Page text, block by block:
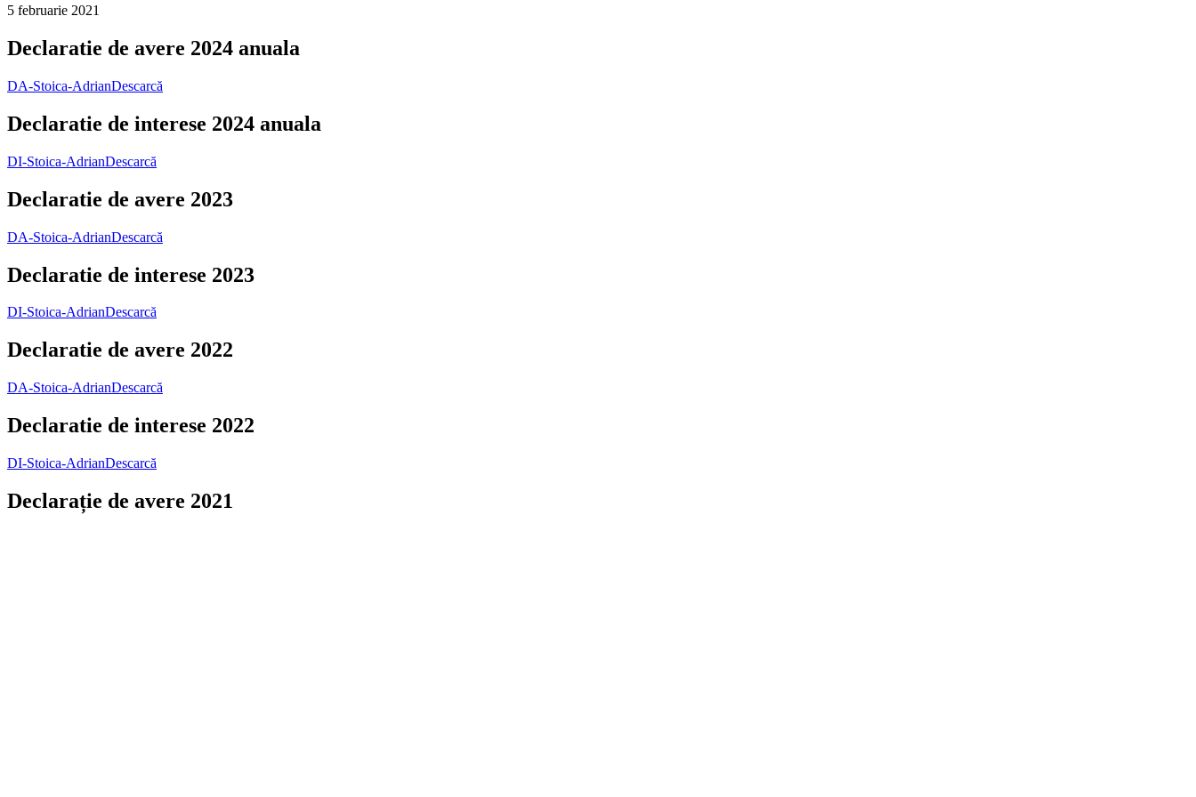
5 februarie 2021
Declaratie de avere 2024 anuala
DA-Stoica-AdrianDescarcă
Declaratie de interese 2024 anuala
DI-Stoica-AdrianDescarcă
Declaratie de avere 2023
DA-Stoica-AdrianDescarcă
Declaratie de interese 2023
DI-Stoica-AdrianDescarcă
Declaratie de avere 2022
DA-Stoica-AdrianDescarcă
Declaratie de interese 2022
DI-Stoica-AdrianDescarcă
Declarație de avere 2021